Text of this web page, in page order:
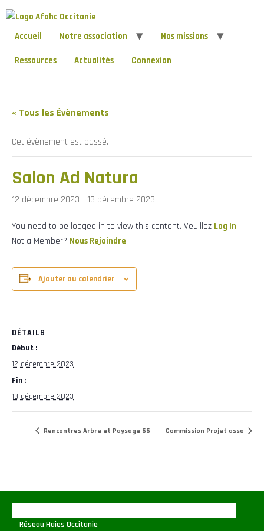
Accueil Notre association Nos missions
Ressources Actualités Connexion
« Tous les Évènements
Cet évènement est passé.
Salon Ad Natura
12 décembre 2023 - 13 décembre 2023
You need to be logged in to view this content. Veuillez Log In.
Not a Member? Nous Rejoindre
Ajouter au calendrier
DÉTAILS
Début :
12 décembre 2023
Fin :
13 décembre 2023
Rencontres Arbre et Paysage 66 Commission Projet asso
Réseau Haies Occitanie